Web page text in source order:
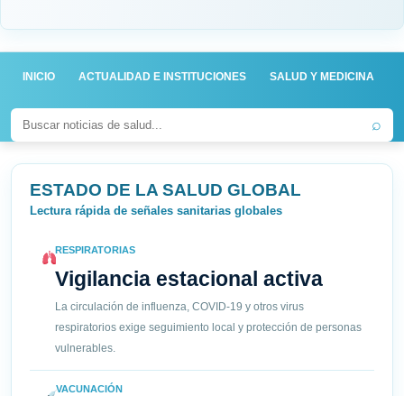
INICIO ACTUALIDAD E INSTITUCIONES SALUD Y MEDICINA
⌕
ESTADO DE LA SALUD GLOBAL
Lectura rápida de señales sanitarias globales
RESPIRATORIAS
Vigilancia estacional activa
La circulación de influenza, COVID-19 y otros virus
respiratorios exige seguimiento local y protección de personas
vulnerables.
VACUNACIÓN